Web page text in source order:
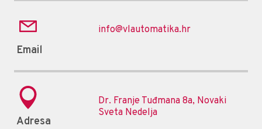
Email
info@vlautomatika.hr
Adresa
Dr. Franje Tuđmana 8a, Novaki
Sveta Nedelja